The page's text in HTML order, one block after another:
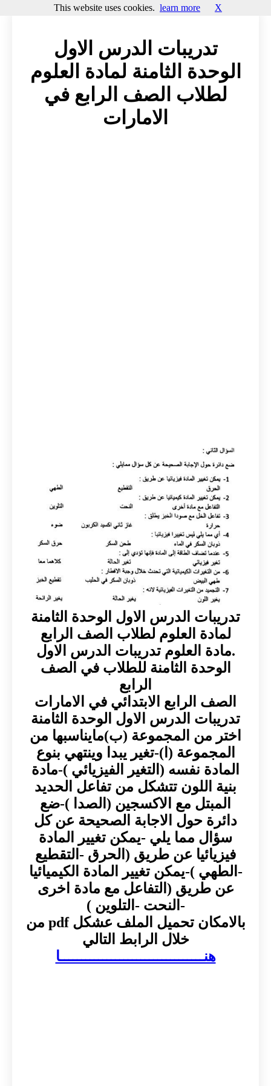
تدريبات الدرس الاول
الوحدة الثامنة لمادة العلوم
لطلاب الصف الرابع في
الامارات
تدريبات الدرس الاول الوحدة الثامنة
لمادة العلوم لطلاب الصف الرابع
.مادة العلوم تدريبات الدرس الاول
الوحدة الثامنة للطلاب في الصف
الرابع
الصف الرابع الابتدائي في الامارات
تدريبات الدرس الاول الوحدة الثامنة
اختر من المجموعة (ب)مايناسبها من
المجموعة (ا)-تغير يبدا وينتهي بنوع
المادة نفسه (التغير الفيزيائي )-مادة
بنية اللون تتشكل من تفاعل الحديد
المبتل مع الاكسجين (الصدا )-ضع
دائرة حول الاجابة الصحيحة عن كل
سؤال مما يلي -يمكن تغيير المادة
فيزيائيا عن طريق (الحرق -التقطيع
-الطهي )-يمكن تغيير المادة الكيميائيا
عن طريق (التفاعل مع مادة اخرى
-النحت -التلوين )
بالامكان تحميل الملف عشكل pdf من
خلال الرابط التالي
هنــــــــــــــــــــــــــــــــــا
This website uses cookies. learn more X